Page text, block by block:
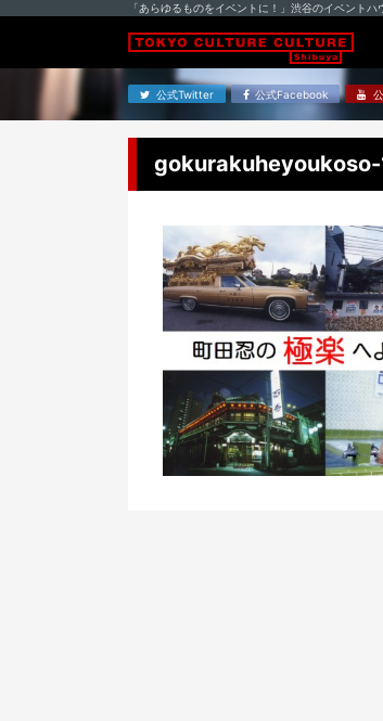
「あらゆるものをイベントに！」渋谷のイベント
公式Twitter 公式Facebook
gokurakuheyoukoso-